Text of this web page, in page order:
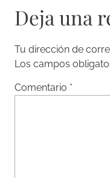
Deja una
Tu dirección de
Los campos
Comentario *